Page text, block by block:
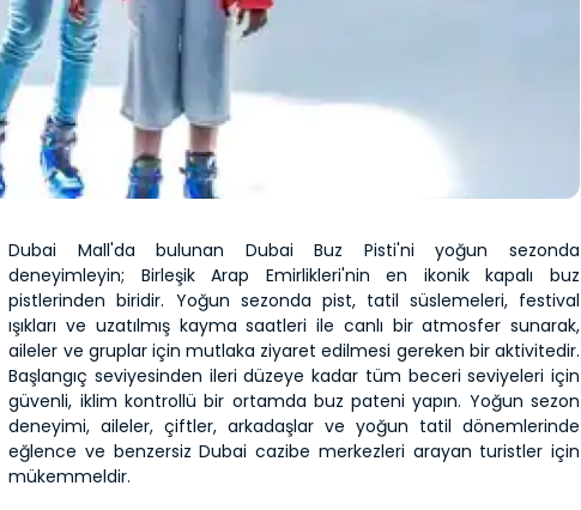
Dubai Mall'da bulunan Dubai Buz Pisti'ni yoğun sezonda
deneyimleyin; Birleşik Arap Emirlikleri'nin en ikonik kapalı buz
pistlerinden biridir. Yoğun sezonda pist, tatil süslemeleri, festival
ışıkları ve uzatılmış kayma saatleri ile canlı bir atmosfer sunarak,
aileler ve gruplar için mutlaka ziyaret edilmesi gereken bir aktivitedir.
Başlangıç seviyesinden ileri düzeye kadar tüm beceri seviyeleri için
güvenli, iklim kontrollü bir ortamda buz pateni yapın. Yoğun sezon
deneyimi, aileler, çiftler, arkadaşlar ve yoğun tatil dönemlerinde
eğlence ve benzersiz Dubai cazibe merkezleri arayan turistler için
mükemmeldir.